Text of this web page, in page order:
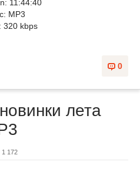
11:44:40
MP3
320 kbps
0
лета
1 172